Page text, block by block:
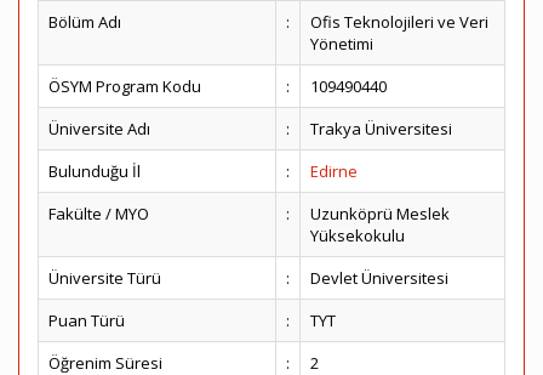
Bölüm Adı :
Ofis Teknolojileri ve Veri
Yönetimi
ÖSYM Program Kodu
:
109490440
Üniversite Adı
:
Trakya Üniversitesi
Bulunduğu İl
:
Edirne
Fakülte / MYO
:
Uzunköprü Meslek
Yüksekokulu
Üniversite Türü
:
Devlet Üniversitesi
Puan Türü
:
TYT
Öğrenim Süresi
:
2